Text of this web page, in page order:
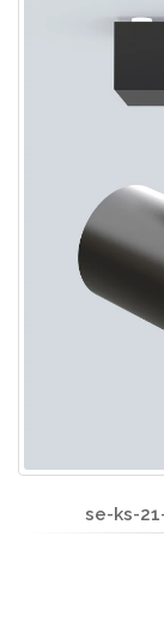
se-ks-